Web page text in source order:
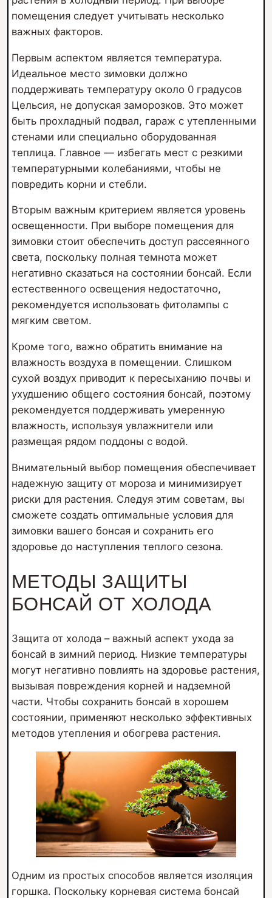
помещения следует учитывать несколько
важных факторов.
Первым аспектом является температура.
Идеальное место зимовки должно
поддерживать температуру около 0 градусов
Цельсия, не допуская заморозков. Это может
быть прохладный подвал, гараж с утепленными
стенами или специально оборудованная
теплица. Главное — избегать мест с резкими
температурными колебаниями, чтобы не
повредить корни и стебли.
Вторым важным критерием является уровень
освещенности. При выборе помещения для
зимовки стоит обеспечить доступ рассеянного
света, поскольку полная темнота может
негативно сказаться на состоянии бонсай. Если
естественного освещения недостаточно,
рекомендуется использовать фитолампы с
мягким светом.
Кроме того, важно обратить внимание на
влажность воздуха в помещении. Слишком
сухой воздух приводит к пересыханию почвы и
ухудшению общего состояния бонсай, поэтому
рекомендуется поддерживать умеренную
влажность, используя увлажнители или
размещая рядом поддоны с водой.
Внимательный выбор помещения обеспечивает
надежную защиту от мороза и минимизирует
риски для растения. Следуя этим советам, вы
сможете создать оптимальные условия для
зимовки вашего бонсая и сохранить его
здоровье до наступления теплого сезона.
МЕТОДЫ ЗАЩИТЫ
БОНСАЙ ОТ ХОЛОДА
Защита от холода – важный аспект ухода за
бонсай в зимний период. Низкие температуры
могут негативно повлиять на здоровье растения,
вызывая повреждения корней и надземной
части. Чтобы сохранить бонсай в хорошем
состоянии, применяют несколько эффективных
методов утепления и обогрева растения.
Одним из простых способов является изоляция
горшка. Поскольку корневая система бонсай